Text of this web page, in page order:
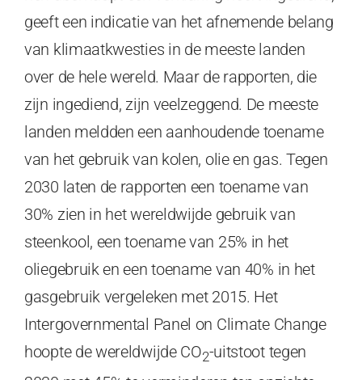
geeft een indicatie van het afnemende belang
van klimaatkwesties in de meeste landen
over de hele wereld. Maar de rapporten, die
zijn ingediend, zijn veelzeggend. De meeste
landen meldden een aanhoudende toename
van het gebruik van kolen, olie en gas. Tegen
2030 laten de rapporten een toename van
30% zien in het wereldwijde gebruik van
steenkool, een toename van 25% in het
oliegebruik en een toename van 40% in het
gasgebruik vergeleken met 2015. Het
Intergovernmental Panel on Climate Change
hoopte de wereldwijde CO2-uitstoot tegen